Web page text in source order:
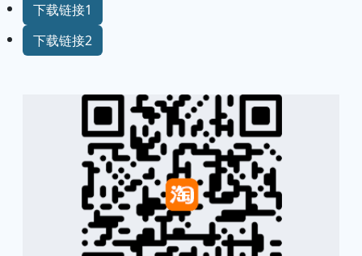
下载链接1
下载链接2